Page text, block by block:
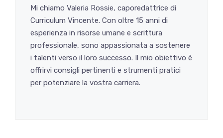
Mi chiamo Valeria Rossie, caporedattrice di
Curriculum Vincente. Con oltre 15 anni di
esperienza in risorse umane e scrittura
professionale, sono appassionata a sostenere
i talenti verso il loro successo. Il mio obiettivo è
offrirvi consigli pertinenti e strumenti pratici
per potenziare la vostra carriera.